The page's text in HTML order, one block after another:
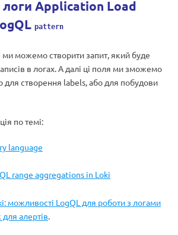
Application Load
pattern
ми можемо створити запит, який буде
в логах. А далі ці поля ми зможемо
для створення labels, або для побудови
по темі:
language
range aggregations in Loki
можливості LogQL для роботи з логами
алертів